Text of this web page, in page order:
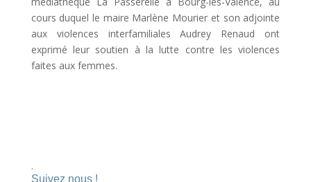
cours duquel le maire Marlène Mourier et son adjointe
aux violences interfamiliales Audrey Renaud ont
exprimé leur soutien à la lutte contre les violences
faites aux femmes.
.
Suivez nous !